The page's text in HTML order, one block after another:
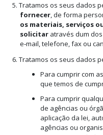
5. Tratamos os seus dados
fornecer, de forma
os materiais, serviços
solicitar através dum
e‑mail, telefone, fax ou
6. Tratamos os seus dados
Para cumprir com
que temos de
Para cumprir
de agências ou
aplicação da lei,
agências ou